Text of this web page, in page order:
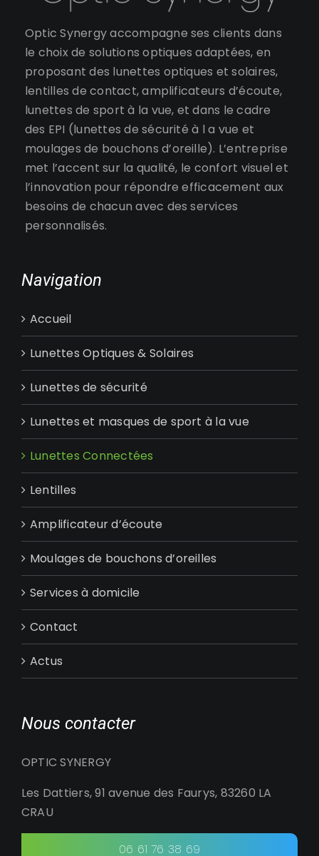
Optic Synergy accompagne ses clients dans
le choix de solutions optiques adaptées, en
proposant des lunettes optiques et solaires,
lentilles de contact, amplificateurs d’écoute,
lunettes de sport à la vue, et dans le cadre
des EPI (lunettes de sécurité à l a vue et
moulages de bouchons d’oreille). L’entreprise
met l’accent sur la qualité, le confort visuel et
l’innovation pour répondre efficacement aux
besoins de chacun avec des services
personnalisés.
Navigation
Accueil
Lunettes Optiques & Solaires
Lunettes de sécurité
Lunettes et masques de sport à la vue
Lunettes Connectées
Lentilles
Amplificateur d’écoute
Moulages de bouchons d’oreilles
Services à domicile
Contact
Actus
Nous contacter
OPTIC SYNERGY
Les Dattiers, 91 avenue des Faurys, 83260 LA
CRAU
06 61 76 38 69